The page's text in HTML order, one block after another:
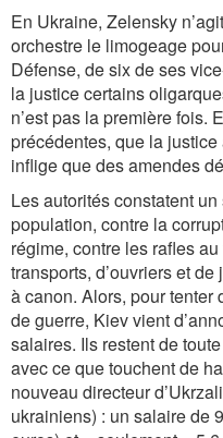
En Ukraine, Zelensky
orchestre le limogeage
Défense, de six de ses
la justice certains
n’est pas la première fois.
précédentes, que la
inflige que des amendes
Les autorités constatent
population, contre la
régime, contre les rafles
transports, d’ouvriers et
à canon. Alors, pour tenter
de guerre, Kiev vient
salaires. Ils restent de
avec ce que touchent de
nouveau directeur
ukrainiens) : un salaire de